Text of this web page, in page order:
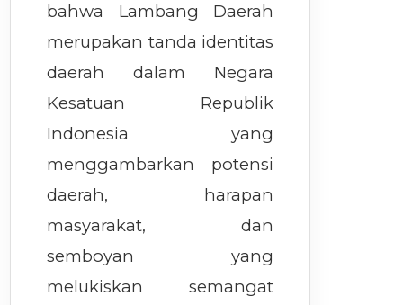
bahwa Lambang Daerah
merupakan tanda identitas
daerah dalam Negara
Kesatuan Republik
Indonesia yang
menggambarkan potensi
daerah, harapan
masyarakat, dan
semboyan yang
melukiskan semangat